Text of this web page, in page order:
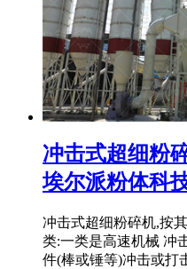
冲击式超细粉
埃尔派粉体科
冲击式超细粉碎机,按
类:一类是高速机械 冲
件(棒或锤等)冲击或打